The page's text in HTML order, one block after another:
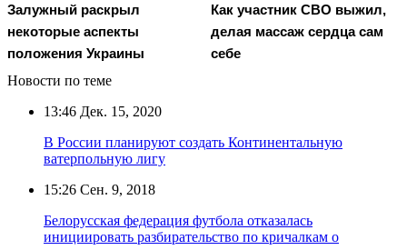
Залужный раскрыл
некоторые аспекты
положения Украины
Как участник СВО выжил,
делая массаж сердца сам
себе
Новости по теме
13:46 Дек. 15, 2020
В России планируют создать Континентальную
ватерпольную лигу
15:26 Сен. 9, 2018
Белорусская федерация футбола отказалась
инициировать разбирательство по кричалкам о